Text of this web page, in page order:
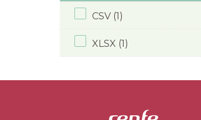
CSV (1)
XLSX (1)